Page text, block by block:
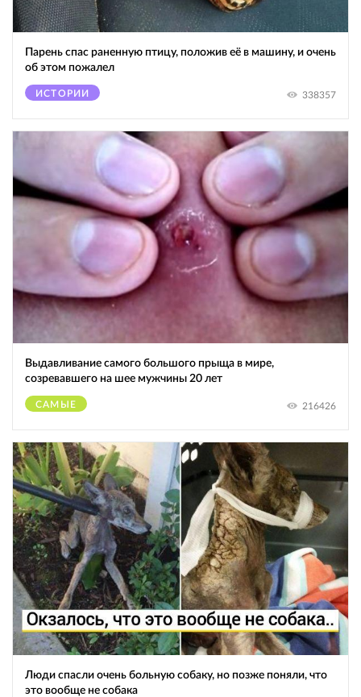
Парень спас раненную птицу, положив её в машину, и очень
об этом пожалел
ИСТОРИИ 338357
Выдавливание самого большого прыща в мире,
созревавшего на шее мужчины 20 лет
САМЫЕ 216426
Люди спасли очень больную собаку, но позже поняли, что
это вообще не собака